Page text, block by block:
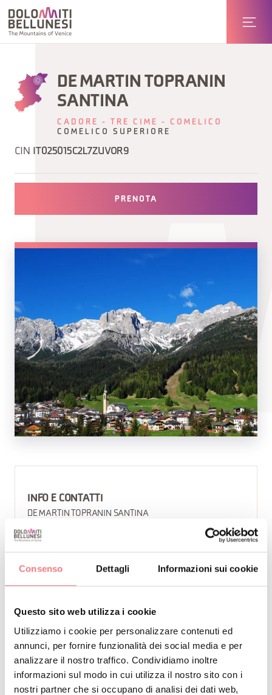
Consenso Dettagli Informazioni sui cookie
Questo sito web utilizza i cookie
Utilizziamo i cookie per personalizzare contenuti ed
annunci, per fornire funzionalità dei social media e per
analizzare il nostro traffico. Condividiamo inoltre
informazioni sul modo in cui utilizza il nostro sito con i
nostri partner che si occupano di analisi dei dati web,
DE MARTIN TOPRANIN
SANTINA
CADORE - TRE CIME - COMELICO
COMELICO SUPERIORE
CIN IT025015C2L7ZUVOR9
PRENOTA
INFO E CONTATTI
DE MARTIN TOPRANIN SANTINA
info@comelico.com
PRENOTA